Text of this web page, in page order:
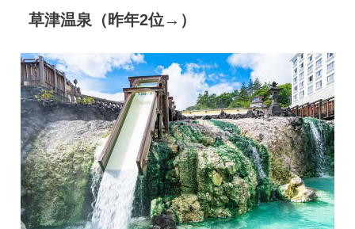
草津温泉（昨年2位→）